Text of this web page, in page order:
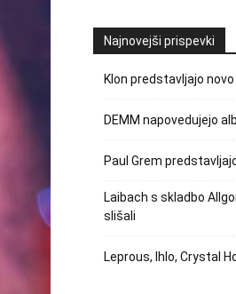
Najnovejši prispevki
Klon predstavljajo
DEMM napovedujejo
Paul Grem
Laibach s skladbo
slišali
Leprous, Ihlo, Crystal